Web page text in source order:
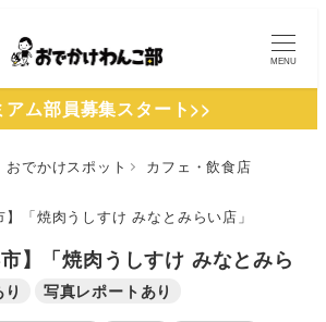
MENU
アム部員募集スタート>>
おでかけスポット
カフェ・飲食店
】「焼肉うしすけ みなとみらい店」
市】「焼肉うしすけ みなとみら
写真レポートあり